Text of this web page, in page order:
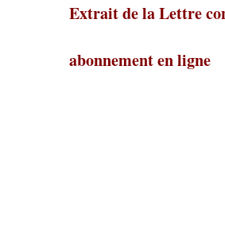
Extrait de la Lettre
abonnement en ligne